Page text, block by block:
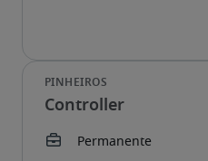
Controller